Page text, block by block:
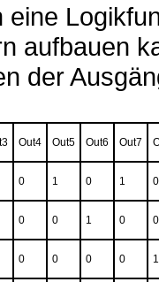
eine
aufbauen
der
Out4 Out5 Out6 Out7
0 1 0 1 0
0 0 1 0 0
0 0 0 0 1